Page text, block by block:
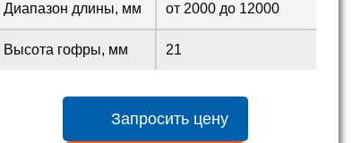
Диапазон длины, мм от 2000 до 12000
Высота гофры, мм 21
Запросить цену